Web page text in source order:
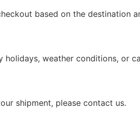
based on the destination
holidays, weather conditions, or
shipment, please contact us.